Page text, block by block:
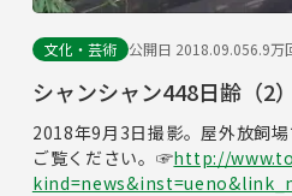
文化・芸術 公開日 2018.09.056.9万
シャンシャン448日齢（2
2018年9月3日撮影。屋外放飼
ご覧ください。☞http://